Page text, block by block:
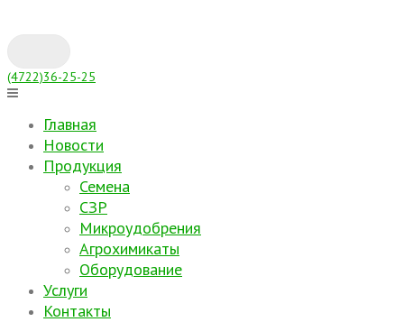
(4722)36-25-25
Главная
Новости
Продукция
Семена
СЗР
Микроудобрения
Агрохимикаты
Оборудование
Услуги
Контакты